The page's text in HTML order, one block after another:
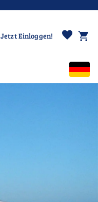
Jetzt Einloggen! favorite shopping_cart